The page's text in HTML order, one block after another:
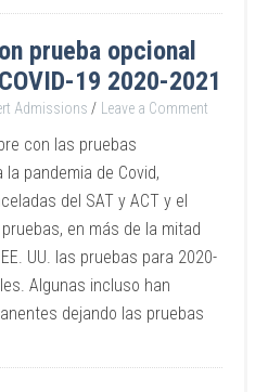
prueba opcional
19 2020-2021
Admissions Leave a Comment
con las pruebas
pandemia de Covid,
del SAT y ACT y el
en más de la mitad
UU. las pruebas para 2020-
Algunas incluso han
dejando las pruebas